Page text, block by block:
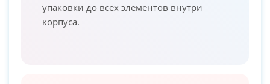
упаковки до всех элементов внутри
корпуса.